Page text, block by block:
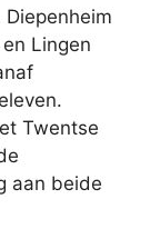
Lingen
Twentse
aan beide